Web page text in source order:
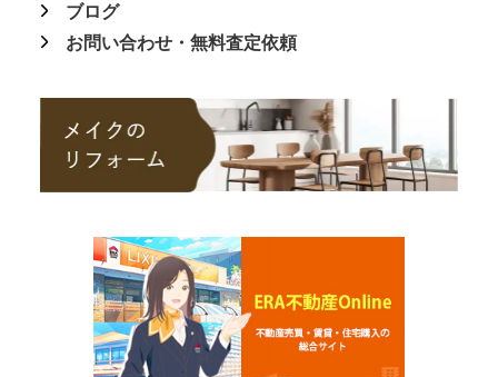
ブログ
お問い合わせ・無料査定依頼